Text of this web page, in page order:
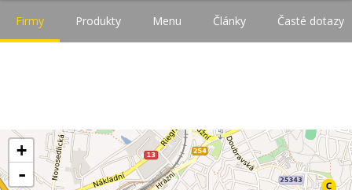
Firmy Produkty Menu Články Časté dotazy
+
-